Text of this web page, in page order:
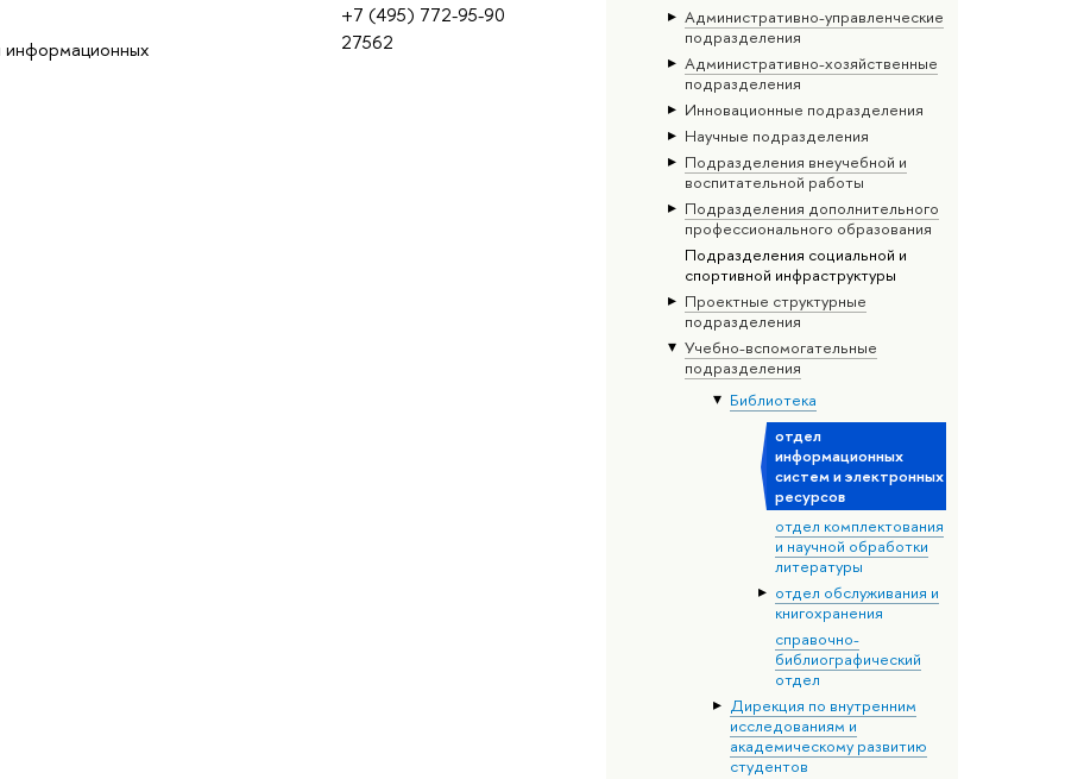
Административно-управленческие
подразделения
Административно-хозяйственные
подразделения
Инновационные подразделения
Научные подразделения
Подразделения внеучебной и
воспитательной работы
Подразделения дополнительного
профессионального образования
Подразделения социальной и
спортивной инфраструктуры
Проектные структурные
подразделения
Учебно-вспомогательные
подразделения
Библиотека
отдел
информационных
систем и электронных
ресурсов
отдел комплектования
и научной обработки
литературы
отдел обслуживания и
книгохранения
справочно-
библиографический
отдел
Дирекция по внутренним
исследованиям и
академическому развитию
студентов
+7 (495) 772-95-90
27562